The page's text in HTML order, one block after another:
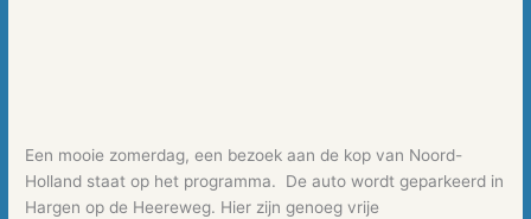
Een mooie zomerdag, een bezoek aan de kop van Noord-
Holland staat op het programma. De auto wordt geparkeerd in
Hargen op de Heereweg. Hier zijn genoeg vrije